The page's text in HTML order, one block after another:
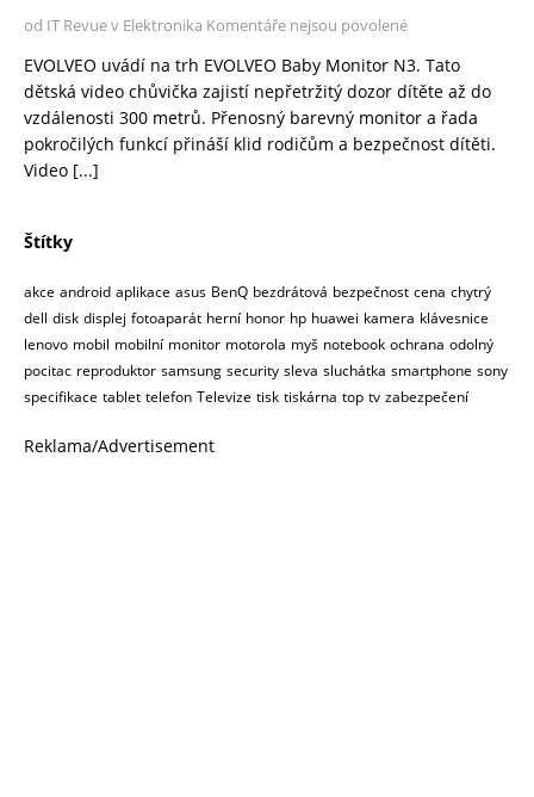
od IT Revue v Elektronika Komentáře nejsou povolené
EVOLVEO uvádí na trh EVOLVEO Baby Monitor N3. Tato
dětská video chůvička zajistí nepřetržitý dozor dítěte až do
vzdálenosti 300 metrů. Přenosný barevný monitor a řada
pokročilých funkcí přináší klid rodičům a bezpečnost dítěti.
Video [...]
Štítky
akce android aplikace asus BenQ bezdrátová bezpečnost cena chytrý
dell disk displej fotoaparát herní honor hp huawei kamera klávesnice
lenovo mobil mobilní monitor motorola myš notebook ochrana odolný
pocitac reproduktor samsung security sleva sluchátka smartphone sony
specifikace tablet telefon Televize tisk tiskárna top tv zabezpečení
Reklama/Advertisement